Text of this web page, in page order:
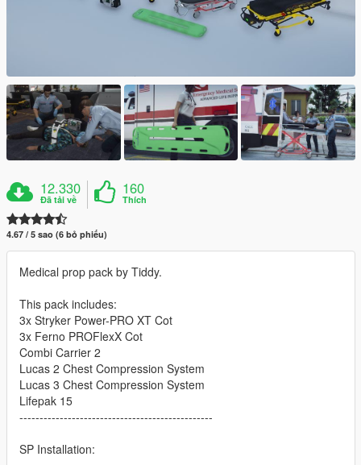
12.330
Đã tải về
160
Thích
4.67 / 5 sao (6 bỏ phiếu)
Medical prop pack by Tiddy.
This pack includes:
3x Stryker Power-PRO XT Cot
3x Ferno PROFlexX Cot
Combi Carrier 2
Lucas 2 Chest Compression System
Lucas 3 Chest Compression System
Lifepak 15
------------------------------------------------
SP Installation: